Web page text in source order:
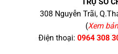
308 Nguyễn Trãi,
(Xem
Điện thoại: 0964 308